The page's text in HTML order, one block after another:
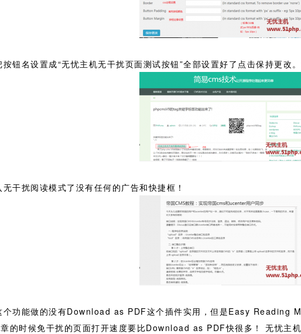
钮名设置成“无忧主机无干扰页面测试按钮”全部设置好了点击保持更改
干扰阅读模式了没有任何的广告和快捷框！
个功能做的没有Download as PDF这个插件实用，但是Easy
的时候免干扰的页面打开速度要比Download as PDF快很多！ 无忧主